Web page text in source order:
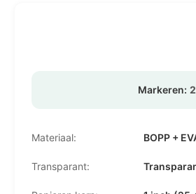
Markeren:
Materiaal: BOPP +
Transparant: